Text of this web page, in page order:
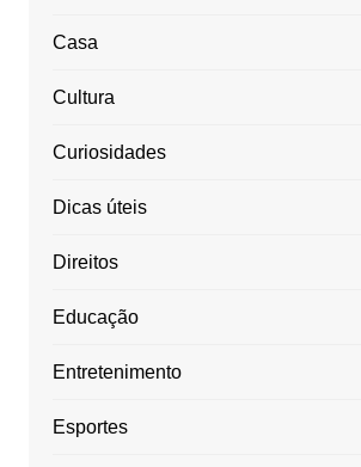
Casa
Cultura
Curiosidades
Dicas úteis
Direitos
Educação
Entretenimento
Esportes